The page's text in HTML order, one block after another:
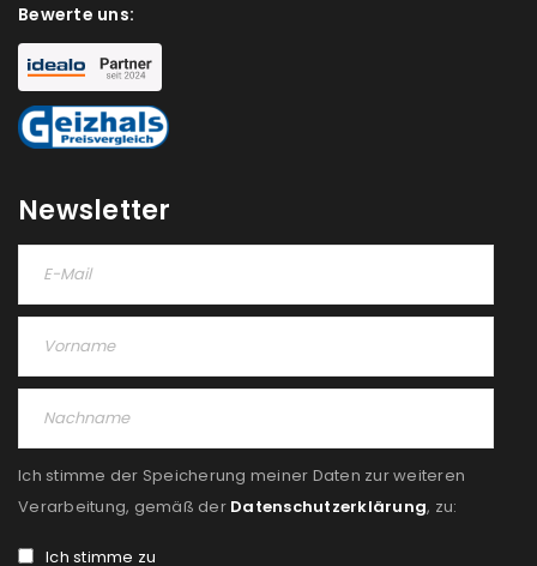
Ein Link zum Erstellen eines neuen Passworts wird an
deine E-Mail-Adresse gesendet.
NEWSLETTER ABONNIEREN
Ich stimme zu
Ja, ich möchte ein Kundenkonto eröffnen und
Bewerte uns:
Newsletter
Ich stimme der Speicherung meiner Daten zur weiteren
Verarbeitung, gemäß der Datenschutzerklärung, zu:
Ich stimme zu